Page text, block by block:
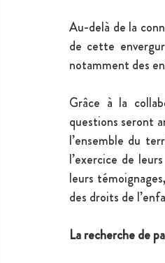
Au-delà de la
de cette
notamment des
Grâce à la
questions seront
l’ensemble du
l’exercice de
leurs
des droits de
La recherche de